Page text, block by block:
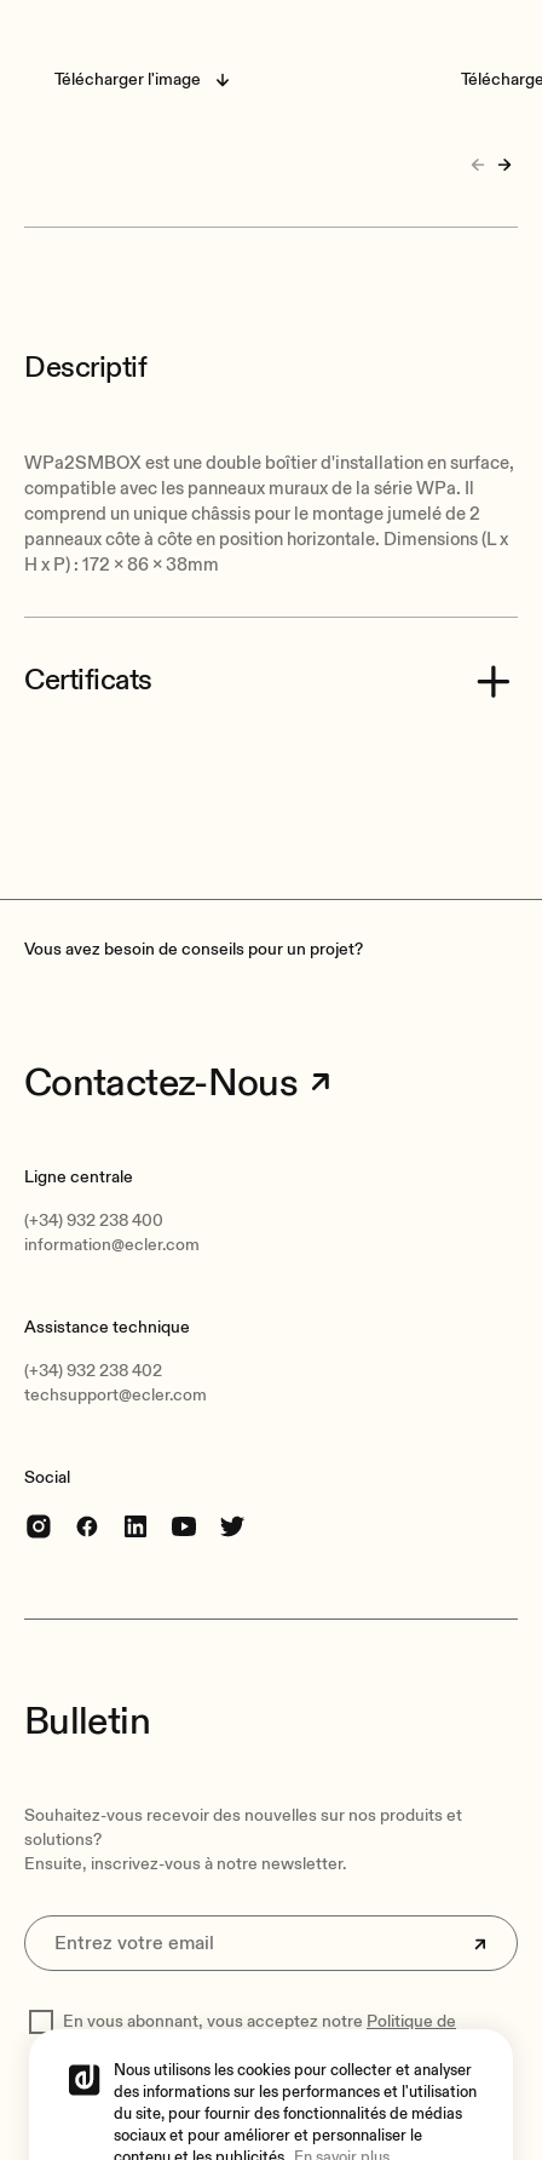
Télécharger l'image
Descriptif
WPa2SMBOX est une double boîtier d'installation en surface,
compatible avec les panneaux muraux de la série WPa. Il
comprend un unique châssis pour le montage jumelé de 2
panneaux côte à côte en position horizontale. Dimensions (L x
H x P) : 172 x 86 x 38mm
Certificats
Vous avez besoin de conseils pour un projet?
Contactez-Nous
Ligne centrale
(+34) 932 238 400
information@ecler.com
Assistance technique
(+34) 932 238 402
techsupport@ecler.com
Social
Bulletin
Souhaitez-vous recevoir des nouvelles sur nos produits et
solutions?
Ensuite, inscrivez-vous à notre newsletter.
En vous abonnant, vous acceptez notre Politique de
Nous utilisons les cookies pour collecter et analyser
des informations sur les performances et l'utilisation
du site, pour fournir des fonctionnalités de médias
sociaux et pour améliorer et personnaliser le